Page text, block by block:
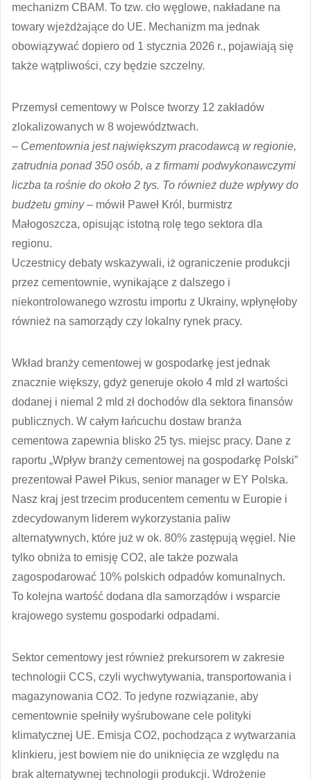
mechanizm CBAM. To tzw. cło węglowe, nakładane na
towary wjeżdżające do UE. Mechanizm ma jednak
obowiązywać dopiero od 1 stycznia 2026 r., pojawiają się
także wątpliwości, czy będzie szczelny.
Przemysł cementowy w Polsce tworzy 12 zakładów
zlokalizowanych w 8 województwach.
– Cementownia jest największym pracodawcą w regionie,
zatrudnia ponad 350 osób, a z firmami podwykonawczymi
liczba ta rośnie do około 2 tys. To również duże wpływy do
budżetu gminy– mówił Paweł Król, burmistrz
Małogoszcza, opisując istotną rolę tego sektora dla
regionu.
Uczestnicy debaty wskazywali, iż ograniczenie produkcji
przez cementownie, wynikające z dalszego i
niekontrolowanego wzrostu importu z Ukrainy, wpłynęłoby
również na samorządy czy lokalny rynek pracy.
Wkład branży cementowej w gospodarkę jest jednak
znacznie większy, gdyż generuje około 4 mld zł wartości
dodanej i niemal 2 mld zł dochodów dla sektora finansów
publicznych. W całym łańcuchu dostaw branża
cementowa zapewnia blisko 25 tys. miejsc pracy. Dane z
raportu „Wpływ branży cementowej na gospodarkę Polski”
prezentował Paweł Pikus, senior manager w EY Polska.
Nasz kraj jest trzecim producentem cementu w Europie i
zdecydowanym liderem wykorzystania paliw
alternatywnych, które już w ok. 80% zastępują węgiel. Nie
tylko obniża to emisję CO2, ale także pozwala
zagospodarować 10% polskich odpadów komunalnych.
To kolejna wartość dodana dla samorządów i wsparcie
krajowego systemu gospodarki odpadami.
Sektor cementowy jest również prekursorem w zakresie
technologii CCS, czyli wychwytywania, transportowania i
magazynowania CO2. To jedyne rozwiązanie, aby
cementownie spełniły wyśrubowane cele polityki
klimatycznej UE. Emisja CO2, pochodząca z wytwarzania
klinkieru, jest bowiem nie do uniknięcia ze względu na
brak alternatywnej technologii produkcji. Wdrożenie